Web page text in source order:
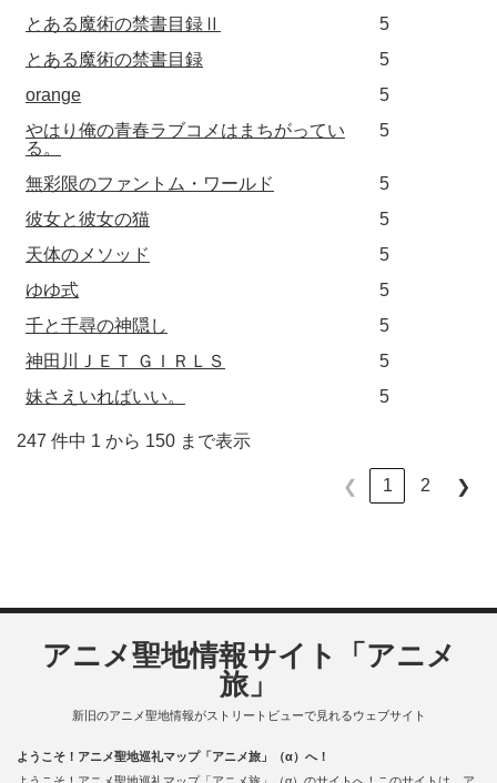
とある魔術の禁書目録Ⅱ
5
とある魔術の禁書目録
5
orange
5
やはり俺の青春ラブコメはまちがってい
る。
5
無彩限のファントム・ワールド
5
彼女と彼女の猫
5
天体のメソッド
5
ゆゆ式
5
千と千尋の神隠し
5
神田川ＪＥＴ ＧＩＲＬＳ
5
妹さえいればいい。
5
247 件中 1 から 150 まで表示
❮ 1 2 ❯
アニメ聖地情報サイト「アニメ
旅」
新旧のアニメ聖地情報がストリートビューで見れるウェブサイト
ようこそ！アニメ聖地巡礼マップ「アニメ旅」（α）へ！